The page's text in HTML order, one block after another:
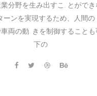
分野を生み出すこ. とがで
ーンを実現するため、人間
両の動. きを制御すること
下の